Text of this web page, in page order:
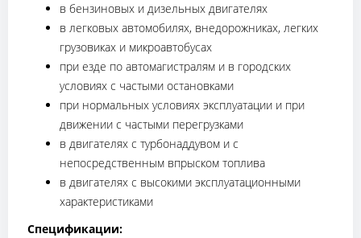
в бензиновых и дизельных двигателях
в легковых автомобилях, внедорожниках, легких
грузовиках и микроавтобусах
при езде по автомагистралям и в городских
условиях с частыми остановками
при нормальных условиях эксплуатации и при
движении с частыми перегрузками
в двигателях с турбонаддувом и с
непосредственным впрыском топлива
в двигателях с высокими эксплуатационными
характеристиками
Спецификации: